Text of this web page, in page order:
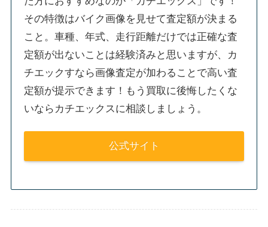
その特徴はバイク画像を見せて査定額が決まる
こと。車種、年式、走行距離だけでは正確な査
定額が出ないことは経験済みと思いますが、カ
チエックすなら画像査定が加わることで高い査
定額が提示できます！もう買取に後悔したくな
いならカチエックスに相談しましょう。
公式サイト